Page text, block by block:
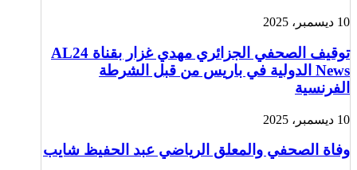
10 ديسمبر، 2025
توقيف الصحفي الجزائري مهدي غزار بقناة AL24
News الدولية في باريس من قبل الشرطة
الفرنسية
10 ديسمبر، 2025
وفاة الصحفي والمعلق الرياضي عبد الحفيظ شايب